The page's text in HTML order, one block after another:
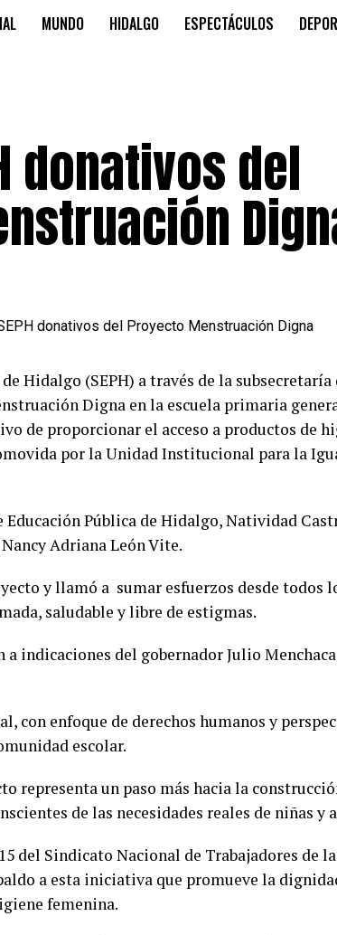
MUNDO HIDALGO ESPECTÁCULOS
donativos del
Hidalgo (SEPH) a través de la subsecretaría
Digna en la escuela primaria
de proporcionar el acceso a productos de
por la Unidad Institucional para la
Pública de Hidalgo, Natividad
Adriana León Vite.
y llamó a sumar esfuerzos desde todos
saludable y libre de estigmas.
a indicaciones del gobernador Julio
con enfoque de derechos humanos y
escolar.
representa un paso más hacia la
de las necesidades reales de niñas y
del Sindicato Nacional de Trabajadores de
a esta iniciativa que promueve la
femenina.